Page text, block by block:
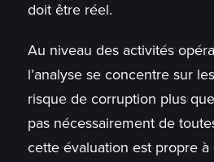
doit être réel.
Au niveau des activités
l’analyse se concentre sur
risque de corruption plus
pas nécessairement de
cette évaluation est propre